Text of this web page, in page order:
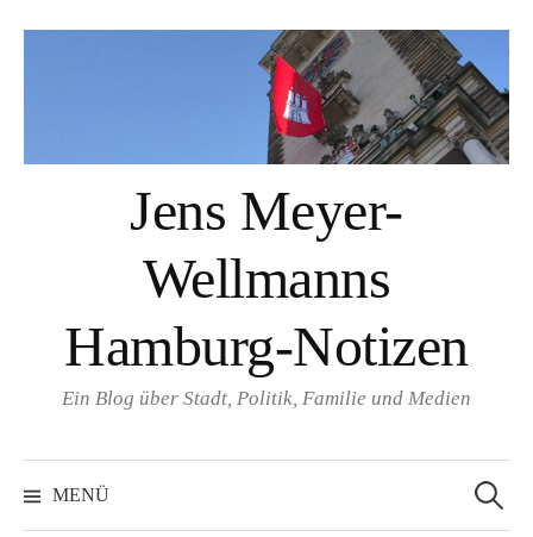
Jens Meyer-
Wellmanns
Hamburg-Notizen
Ein Blog über Stadt, Politik, Familie und Medien
MENÜ
nach: